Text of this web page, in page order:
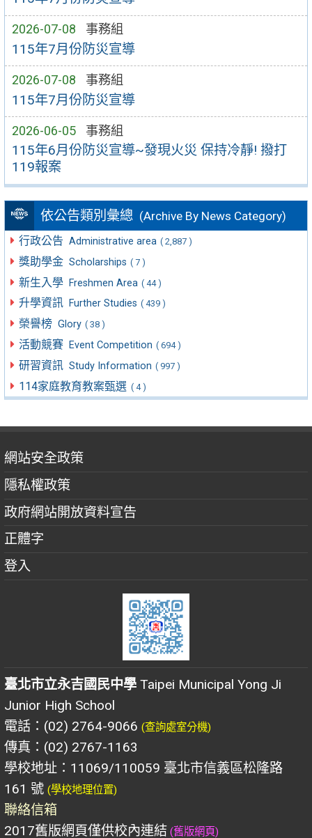
2026-07-08 事務組
115年7月份防災宣導
2026-07-08 事務組
115年7月份防災宣導
2026-06-05 事務組
115年6月份防災宣導~發現火災 保持冷靜! 撥打
119報案
依公告類別彙總 (Archive By News Category)
行政公告 Administrative area ( 2,887 )
獎助學金 Scholarships ( 7 )
新生入學 Freshmen Area ( 44 )
升學資訊 Further Studies ( 439 )
榮譽榜 Glory ( 38 )
活動競賽 Event Competition ( 694 )
研習資訊 Study Information ( 997 )
114家庭教育教案甄選 ( 4 )
網站安全政策
隱私權政策
政府網站開放資料宣告
正體字
登入
臺北市立永吉國民中學 Taipei Municipal Yong Ji
Junior High School
電話：(02) 2764-9066 (查詢處室分機)
傳真：(02) 2767-1163
學校地址：11069/110059 臺北市信義區松隆路
161 號 (學校地理位置)
聯絡信箱
2017舊版網頁僅供校內連結 (舊版網頁)